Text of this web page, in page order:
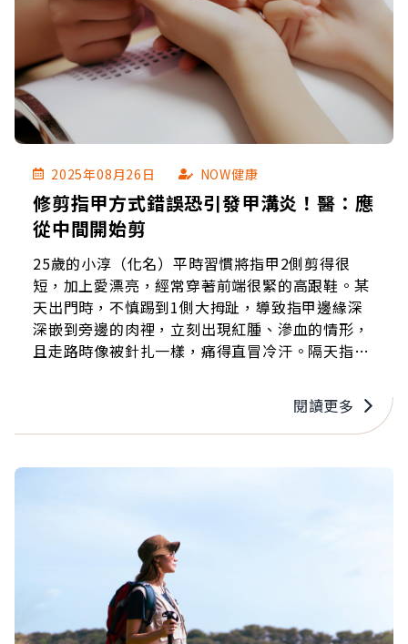
2025年08月26日 NOW健康
修剪指甲方式錯誤恐引發甲溝炎！醫：應
從中間開始剪
25歲的小淳（化名）平時習慣將指甲2側剪得很
短，加上愛漂亮，經常穿著前端很緊的高跟鞋。某
天出門時，不慎踢到1側大拇趾，導致指甲邊緣深
深嵌到旁邊的肉裡，立刻出現紅腫、滲血的情形，
且走路時像被針扎一樣，痛得直冒冷汗。隔天指甲
經檢查後確診為急性甲溝炎，隨即接受局部清創引
流，並搭配口服抗生素與消炎藥治療，2週後腫脹
情況才明顯消退。
閱讀更多